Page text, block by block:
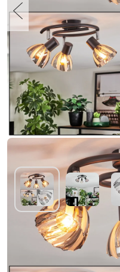
Saire
Zwart, 3-lichts